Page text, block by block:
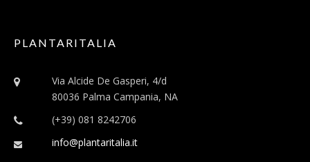
PLANTARITALIA
Via Alcide De Gasperi, 4/d
80036 Palma Campania, NA
(+39) 081 8242706
info@plantaritalia.it